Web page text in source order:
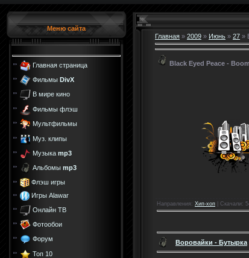
Меню сайта
Главная страница
Фильмы DivX
В мире кино
Фильмы флэш
Мультфильмы
Муз. клипы
Музыка mp3
Альбомы mp3
Флэш игры
Игры Alawar
Онлайн ТВ
Фотообои
Форум
Топ 10
Главная » 2009 » Июнь » 27 »
Black Eyed Peace -
Направления : Хип-хоп Скачали:
Воровайки - Бутырка